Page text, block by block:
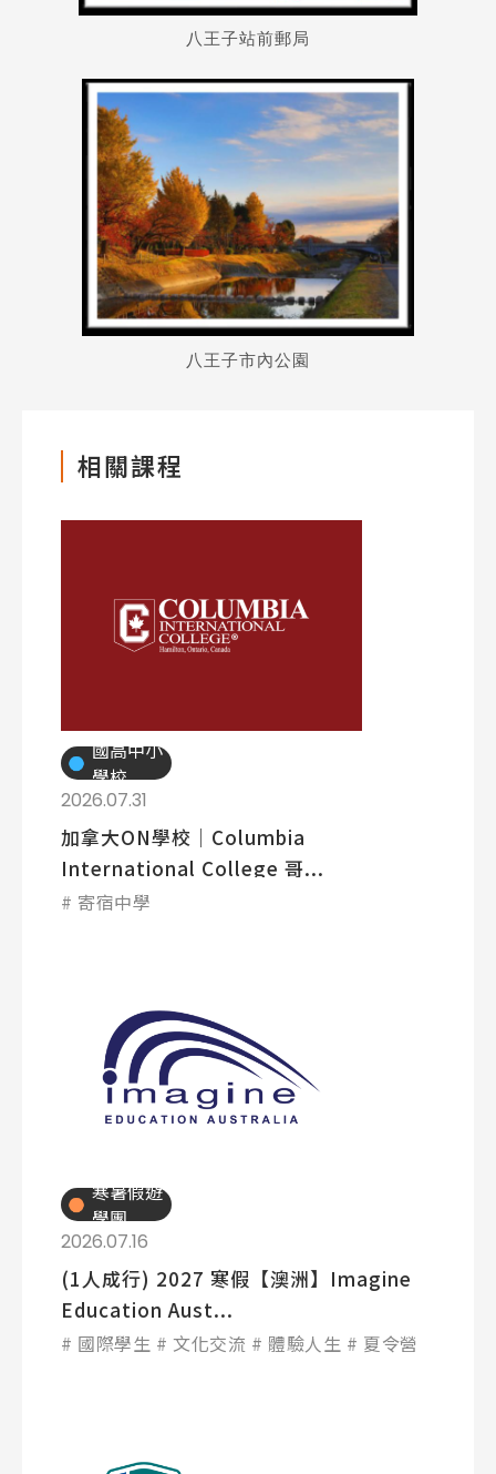
加拿大RO 遊學團
教育學區
八王子站前郵局
八王子市內公園
相關課程
國高中小
學校
2026.07.31
加拿大ON學校│Columbia
International College 哥...
寄宿中學
寒暑假遊
學團
2026.07.16
(1人成行) 2027 寒假【澳洲】Imagine
Education Aust...
國際學生 文化交流 體驗人生 夏令營